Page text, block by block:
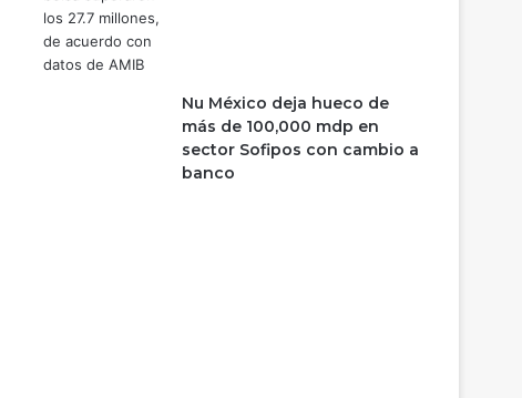
Nu México deja hueco de
más de 100,000 mdp en
sector Sofipos con cambio a
banco